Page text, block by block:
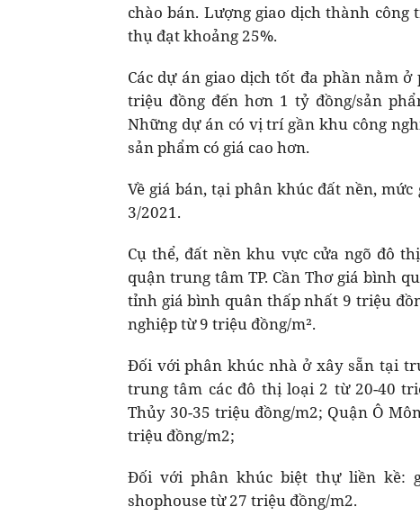
chào bán. Lượng giao dịch thành
thụ đạt khoảng 25%.
Các dự án giao dịch tốt đa phần nằm
triệu đồng đến hơn 1 tỷ đồng/sản
Những dự án có vị trí gần khu công
sản phẩm có giá cao hơn.
Về giá bán, tại phân khúc đất nền,
3/2021.
Cụ thể, đất nền khu vực cửa ngõ đô
quận trung tâm TP. Cần Thơ giá bình
tỉnh giá bình quân thấp nhất 9 triệu
nghiệp từ 9 triệu đồng/m².
Đối với phân khúc nhà ở xây sẵn tại
trung tâm các đô thị loại 2 từ 20-40
Thủy 30-35 triệu đồng/m2; Quận Ô
triệu đồng/m2;
Đối với phân khúc biệt thự liền kề:
shophouse từ 27 triệu đồng/m2.